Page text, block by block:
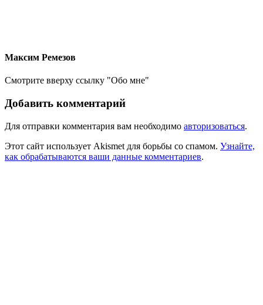
Максим Ремезов
Смотрите вверху ссылку "Обо мне"
Добавить комментарий
Для отправки комментария вам необходимо авторизоваться.
Этот сайт использует Akismet для борьбы со спамом. Узнайте,
как обрабатываются ваши данные комментариев.